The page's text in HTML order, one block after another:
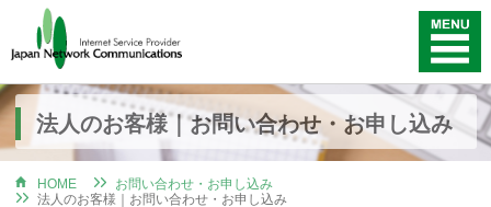
法人のお客様｜お問い合わせ・お申し込み
HOME
お問い合わせ・お申し込み
法人のお客様｜お問い合わせ・お申し込み